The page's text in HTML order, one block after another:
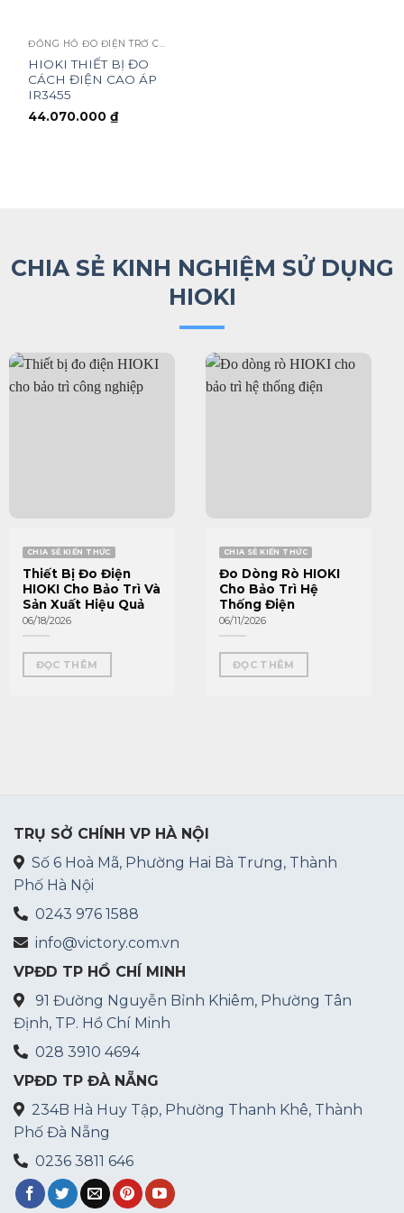
HIOKI THIẾT BỊ ĐO
CÁCH ĐIỆN CAO ÁP
IR3455
44.070.000₫
CHIA SẺ KINH NGHIỆM SỬ DỤNG
HIOKI
CHIA SẺ KIẾN THỨC
Thiết Bị Đo Điện
HIOKI Cho Bảo Trì Và
Sản Xuất Hiệu Quả
06/18/2026
ĐỌC THÊM
CHIA SẺ KIẾN THỨC
Đo Dòng Rò HIOKI
Cho Bảo Trì Hệ
Thống Điện
06/11/2026
ĐỌC THÊM
TRỤ SỞ CHÍNH VP HÀ NỘI
Số 6 Hoà Mã, Phường Hai Bà Trưng, Thành
Phố Hà Nội
0243 976 1588
info@victory.com.vn
VPĐD TP HỒ CHÍ MINH
91 Đường Nguyễn Bỉnh Khiêm, Phường Tân
Định, TP. Hồ Chí Minh
028 3910 4694
VPĐD TP ĐÀ NẴNG
234B Hà Huy Tập, Phường Thanh Khê, Thành
Phố Đà Nẵng
0236 3811 646